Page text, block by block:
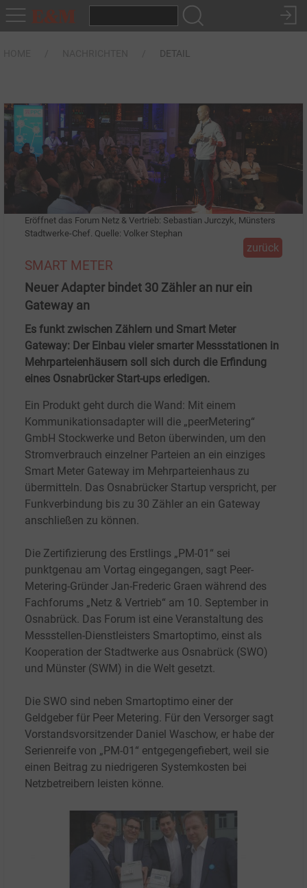
DETAIL
Eröffnet das Forum Netz & Vertrieb: Sebastian Jurczyk, Münsters
Stadtwerke-Chef. Quelle: Volker Stephan
zurück
SMART METER
Neuer Adapter bindet 30 Zähler an nur ein
Gateway an
Es funkt zwischen Zählern und Smart Meter
Gateway: Der Einbau vieler smarter Messstationen in
Mehrparteienhäusern soll sich durch die Erfindung
eines Osnabrücker Start-ups erledigen.
Ein Produkt geht durch die Wand: Mit einem
Kommunikationsadapter will die „peerMetering“
GmbH Stockwerke und Beton überwinden, um den
Stromverbrauch einzelner Parteien an ein einziges
Smart Meter Gateway im Mehrparteienhaus zu
übermitteln. Das Osnabrücker Startup verspricht, per
Funkverbindung bis zu 30 Zähler an ein Gateway
anschließen zu können.
Die Zertifizierung des Erstlings „PM-01“ sei
punktgenau am Vortag eingegangen, sagt Peer-
Metering-Gründer Jan-Frederic Graen während des
Fachforums „Netz & Vertrieb“ am 10. September in
Osnabrück. Das Forum ist eine Veranstaltung des
Messstellen-Dienstleisters Smartoptimo, einst als
Kooperation der Stadtwerke aus Osnabrück (SWO)
und Münster (SWM) in die Welt gesetzt.
Die SWO sind neben Smartoptimo einer der
Geldgeber für Peer Metering. Für den Versorger sagt
Vorstandsvorsitzender Daniel Waschow, er habe der
Serienreife von „PM-01“ entgegengefiebert, weil sie
einen Beitrag zu niedrigeren Systemkosten bei
Netzbetreibern leisten könne.